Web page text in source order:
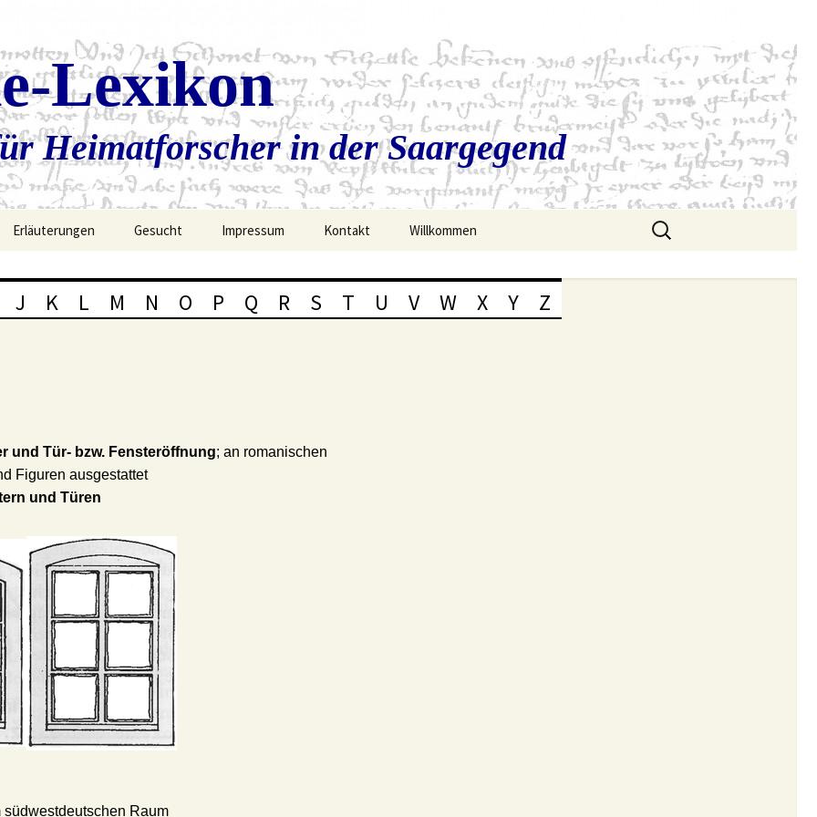
Lexikon
Heimatforscher in der Saargegend
Erläuterungen Gesucht Impressum Kontakt Willkommen
Suchen
nach:
J K L M N O P Q R S T U V W X Y Z
und Tür- bzw. Fensteröffnung; an romanischen
Figuren ausgestattet
und Türen
südwestdeutschen Raum